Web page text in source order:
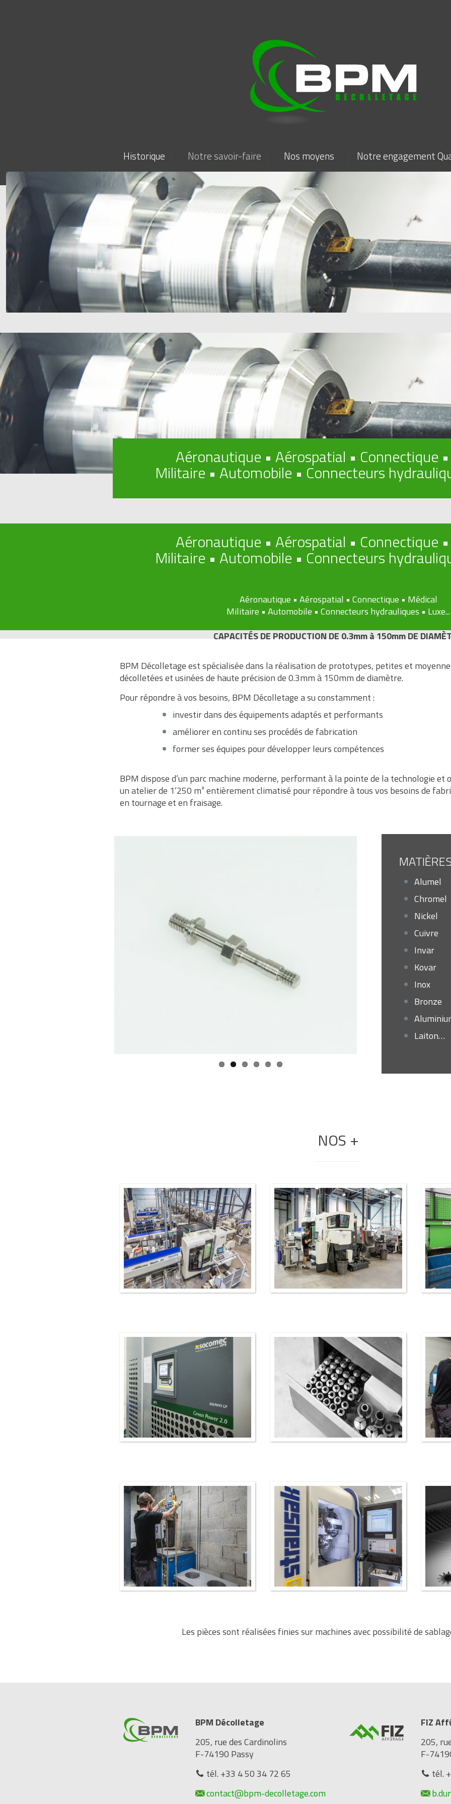
Historique Notre savoir-faire Nos moyens Notre engagement
Aéronautique • Aérospatial • Connectique
Militaire • Automobile • Connecteurs
Aéronautique • Aérospatial • Connectique
Militaire • Automobile • Connecteurs
Aéronautique • Aérospatial • Connectique • Médical
Militaire • Automobile • Connecteurs hydrauliques • Luxe...
CAPACITÉS DE PRODUCTION DE 0.3mm à 150mm DE
BPM Décolletage est spécialisée dans la réalisation de prototypes, petites et
décolletées et usinées de haute précision de 0.3mm à 150mm de diamètre.
Pour répondre à vos besoins, BPM Décolletage a su constamment :
investir dans des équipements adaptés et performants
améliorer en continu ses procédés de fabrication
former ses équipes pour développer leurs compétences
BPM dispose d’un parc machine moderne, performant à la pointe de la technologie
un atelier de 1’250 m² entièrement climatisé pour répondre à tous vos besoins de
en tournage et en fraisage.
Alumel
Chromel
Nickel
Cuivre
Invar
Kovar
Inox
Bronze
Laiton…
NOS +
Les pièces sont réalisées finies sur machines avec possibilité de
BPM Décolletage
205, rue des Cardinolins
F-74190 Passy
tél. +33 4 50 34 72 65
contact@bpm-decolletage.com
FIZ
205,
F-
tél.